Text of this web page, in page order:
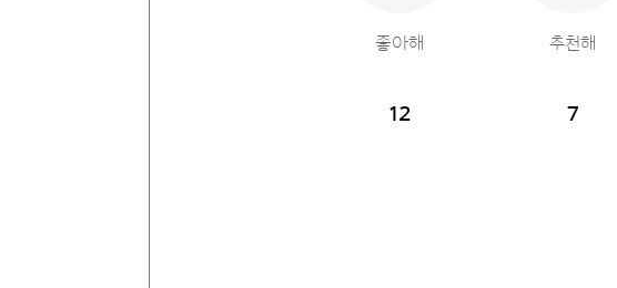
좋아해
12
추천해
7